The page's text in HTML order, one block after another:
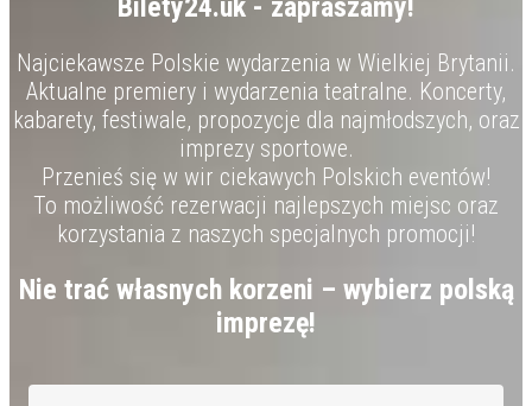
Bilety24.uk - zapraszamy!
Najciekawsze Polskie wydarzenia w Wielkiej Brytanii.
Aktualne premiery i wydarzenia teatralne. Koncerty,
kabarety, festiwale, propozycje dla najmłodszych, oraz
imprezy sportowe.
Przenieś się w wir ciekawych Polskich eventów!
To możliwość rezerwacji najlepszych miejsc oraz
korzystania z naszych specjalnych promocji!
Nie trać własnych korzeni – wybierz polską
imprezę!